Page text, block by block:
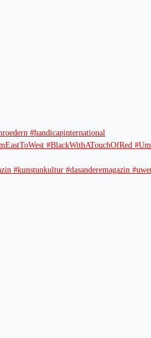
#handicapinternational
#BlackWithATouchOfRed
#kunstunkultur #dasanderemagazin